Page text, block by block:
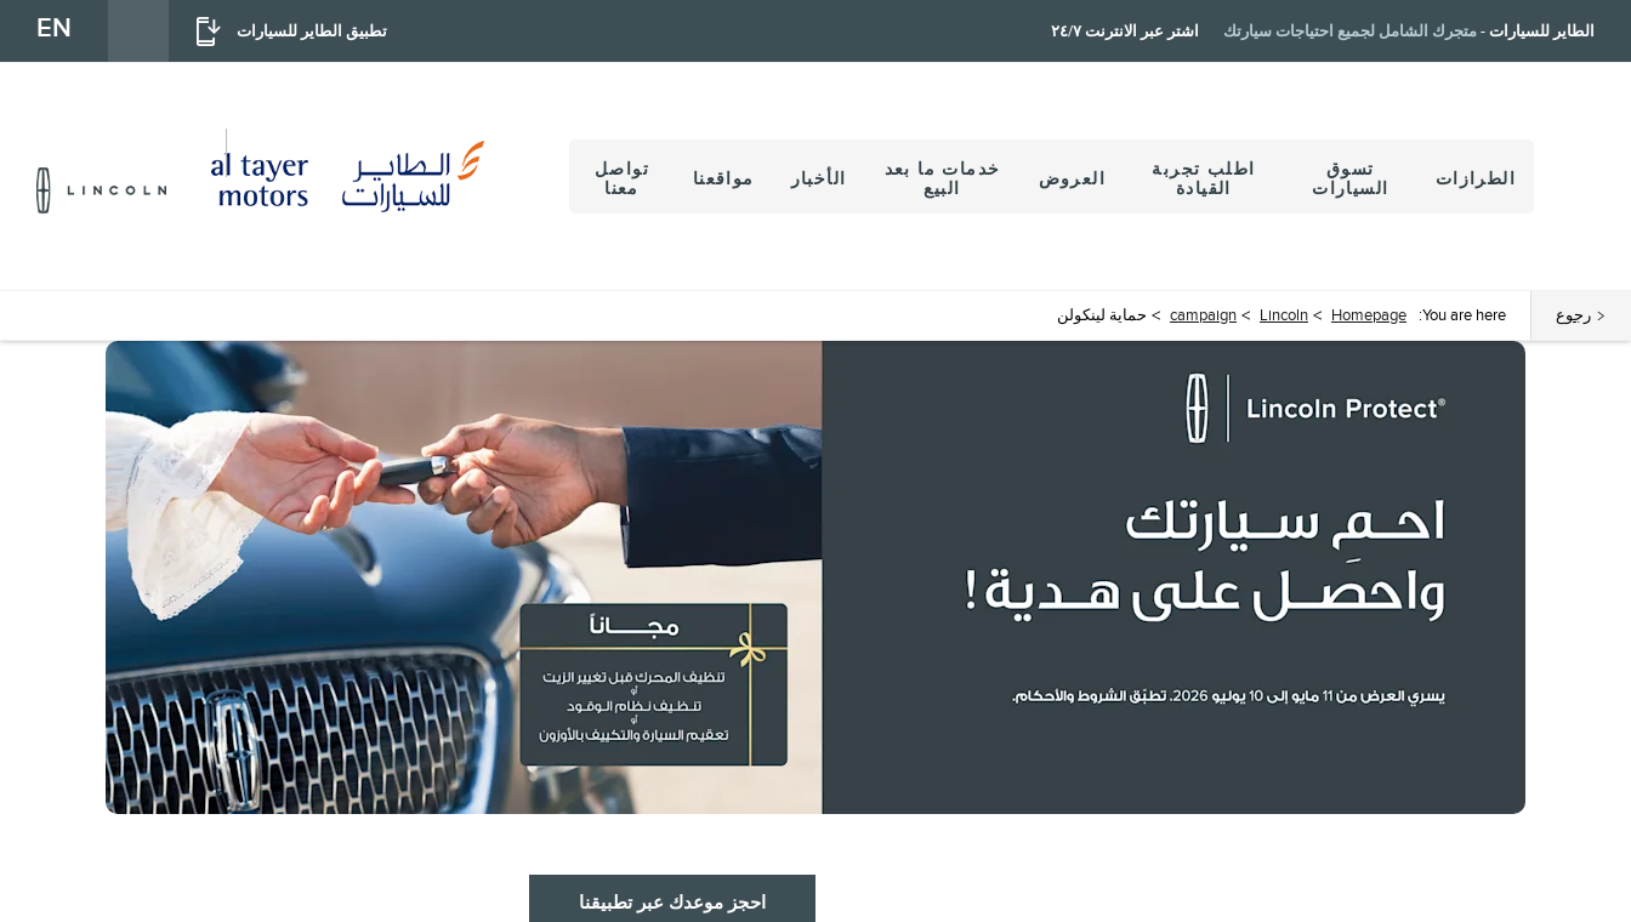
الطاير للسيارات - متجرك الشامل لجميع احتياجات سيارتك اشتر عبر الانترنت ٢٤/٧ EN تطبيق الطاير للسيارات
الطرازات
تسوق
السيارات
اطلب تجربة
القيادة
العروض
خدمات ما بعد
البيع
الأخبار مواقعنا
تواصل
معنا
رجوع You are here:
Homepage
>
Lincoln
>
campaign
> حماية لينكولن
احجز موعدك عبر تطبيقنا